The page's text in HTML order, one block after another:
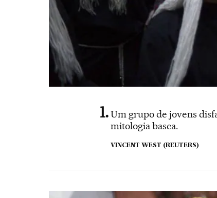
Um grupo de jovens
mitologia basca.
VINCENT WEST (REUTERS)